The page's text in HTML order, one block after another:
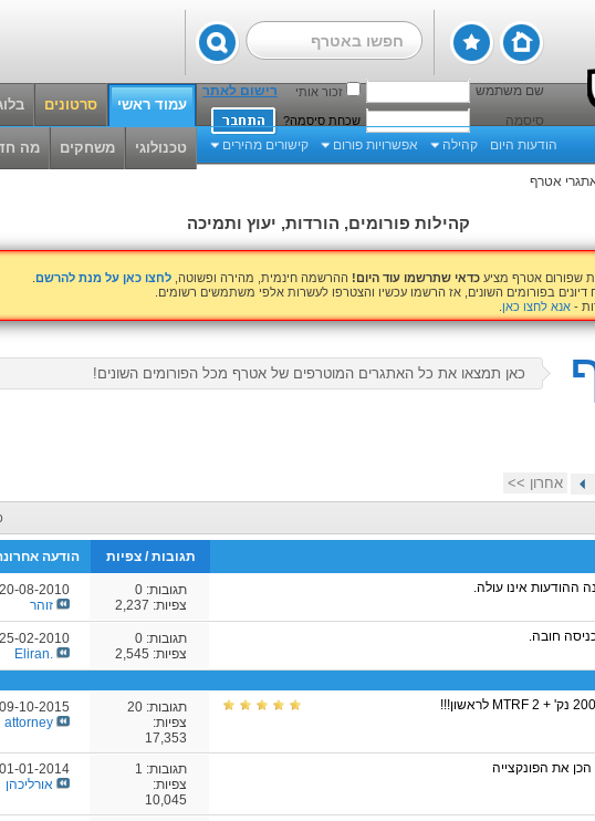
שם משתמש זכור אותי
רישום לאתר
סיסמה
שכחת סיסמה?
עמוד ראשי
הודעות היום קהילה אפשרויות פורום קישורים מהירים
סרטונים
טכנולוגי משחקים מה
אטרף
קהילות פורומים, הורדות, יעוץ ותמיכה
שפורום אטרף מציע כדאי שתרשמו עוד היום! ההרשמה חינמית, מהירה ופשוטה, לחצו כאן על מנת להרשם
בפורומים השונים, אז הרשמו עכשיו והצטרפו לעשרות אלפי משתמשים רשומים.
- אנא לחצו כאן
כאן תמצאו את כל האתגרים המוטרפים של אטרף מכל הפורומים השונים!
אחרון >>
תגובות/צפיות הודעה
ההודעות אינו עולה.
תגובות: 0
צפיות: 2,237
20-08-2010,
זוהר
חובה.
תגובות: 0
צפיות: 2,545
25-02-2010,
תגובות: 20
צפיות:
17,353
09-10-2015,
attorney
את הפונקצייה
תגובות: 1
צפיות:
10,045
01-01-2014,
אורליכהן